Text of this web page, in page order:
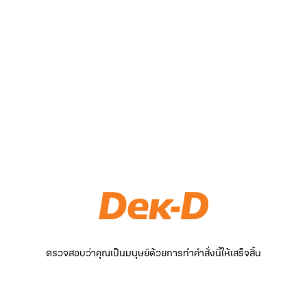
ตรวจสอบว่าคุณเป็นมนุษย์ด้วยการทำคำสั่งนี้ให้เสร็จสิ้น